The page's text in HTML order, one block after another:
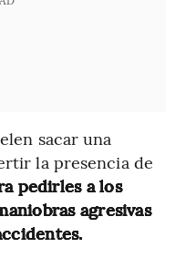
sacar una
la presencia de
pedirles a los
agresivas